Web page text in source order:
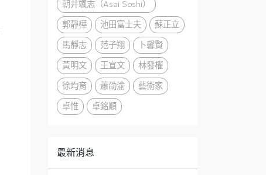
朝井颯志（Asai Soshi）
郭靜樺
池田富士夫
蘇正立
馬靜志
范子翔
卜馨賢
黃明文
王宣文
林發權
徐均育
蕭劭渝
藝術家
卓惟
卓銘順
最新消息